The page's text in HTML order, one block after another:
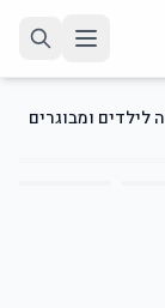
לילדים ומבוגרים